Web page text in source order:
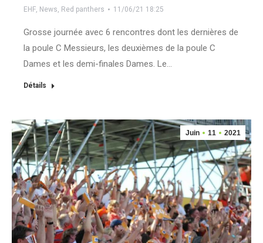
EHF, News, Red panthers 11/06/21 18:25
Grosse journée avec 6 rencontres dont les dernières de
la poule C Messieurs, les deuxièmes de la poule C
Dames et les demi-finales Dames. Le…
Détails
Juin 11 2021